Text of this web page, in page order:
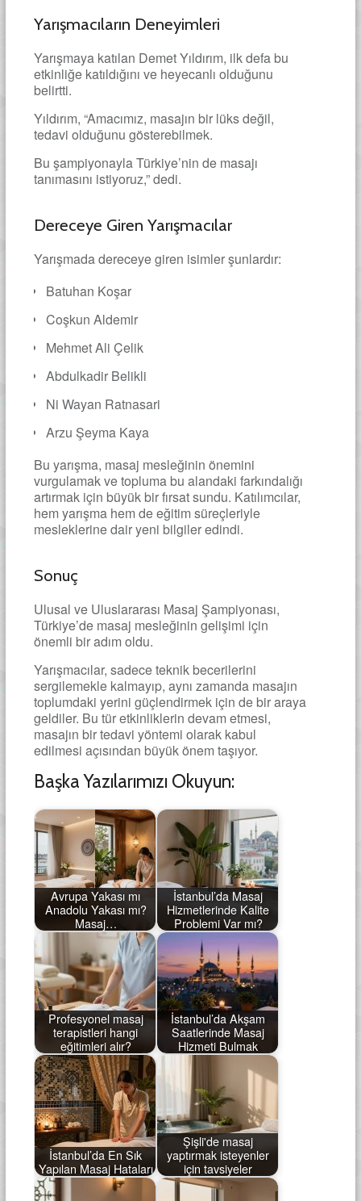
Yarışmacıların Deneyimleri
Yarışmaya katılan Demet Yıldırım, ilk defa bu
etkinliğe katıldığını ve heyecanlı olduğunu
belirtti.
Yıldırım, “Amacımız, masajın bir lüks değil,
tedavi olduğunu gösterebilmek.
Bu şampiyonayla Türkiye’nin de masajı
tanımasını istiyoruz,” dedi.
Dereceye Giren Yarışmacılar
Yarışmada dereceye giren isimler şunlardır:
Batuhan Koşar
Coşkun Aldemir
Mehmet Ali Çelik
Abdulkadir Belikli
Ni Wayan Ratnasari
Arzu Şeyma Kaya
Bu yarışma, masaj mesleğinin önemini
vurgulamak ve topluma bu alandaki farkındalığı
artırmak için büyük bir fırsat sundu. Katılımcılar,
hem yarışma hem de eğitim süreçleriyle
mesleklerine dair yeni bilgiler edindi.
Sonuç
Ulusal ve Uluslararası Masaj Şampiyonası,
Türkiye’de masaj mesleğinin gelişimi için
önemli bir adım oldu.
Yarışmacılar, sadece teknik becerilerini
sergilemekle kalmayıp, aynı zamanda masajın
toplumdaki yerini güçlendirmek için de bir araya
geldiler. Bu tür etkinliklerin devam etmesi,
masajın bir tedavi yöntemi olarak kabul
edilmesi açısından büyük önem taşıyor.
Başka Yazılarımızı Okuyun:
Avrupa Yakası mı
Anadolu Yakası mı?
Masaj…
İstanbul’da Masaj
Hizmetlerinde Kalite
Problemi Var mı?
Profesyonel masaj
terapistleri hangi
eğitimleri alır?
İstanbul’da Akşam
Saatlerinde Masaj
Hizmeti Bulmak
İstanbul’da En Sık
Yapılan Masaj Hataları
Şişli'de masaj
yaptırmak isteyenler
için tavsiyeler